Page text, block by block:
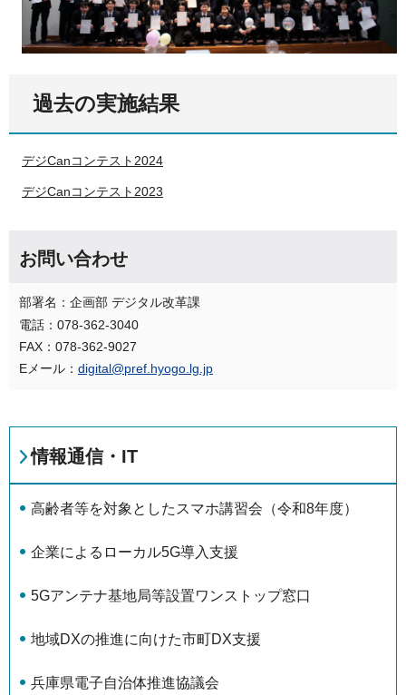
過去の実施結果
デジCanコンテスト2024
デジCanコンテスト2023
お問い合わせ
部署名：企画部 デジタル改革課
電話：078-362-3040
FAX：078-362-9027
Eメール： digital@pref.hyogo.lg.jp
情報通信・IT
高齢者等を対象としたスマホ講習会（令和8年度）
企業によるローカル5G導入支援
5Gアンテナ基地局等設置ワンストップ窓口
地域DXの推進に向けた市町DX支援
兵庫県電子自治体推進協議会